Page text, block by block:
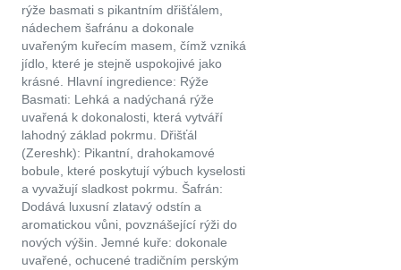
rýže basmati s pikantním dřišťálem,
nádechem šafránu a dokonale
uvařeným kuřecím masem, čímž vzniká
jídlo, které je stejně uspokojivé jako
krásné. Hlavní ingredience: Rýže
Basmati: Lehká a nadýchaná rýže
uvařená k dokonalosti, která vytváří
lahodný základ pokrmu. Dřišťál
(Zereshk): Pikantní, drahokamové
bobule, které poskytují výbuch kyselosti
a vyvažují sladkost pokrmu. Šafrán:
Dodává luxusní zlatavý odstín a
aromatickou vůni, povznášející rýži do
nových výšin. Jemné kuře: dokonale
uvařené, ochucené tradičním perským